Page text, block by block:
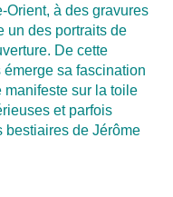
Orient, à des gravures
un des portraits de
De cette
sa fascination
manifeste sur la toile
et parfois
bestiaires de Jérôme